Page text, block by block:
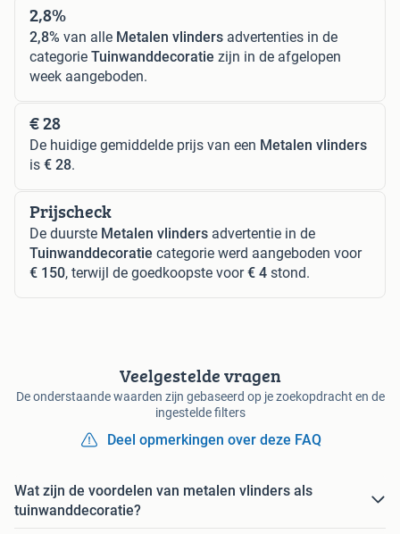
2,8%
2,8% van alle Metalen vlinders advertenties in de
categorie Tuinwanddecoratie zijn in de afgelopen
week aangeboden.
€ 28
De huidige gemiddelde prijs van een Metalen vlinders
is € 28.
Prijscheck
De duurste Metalen vlinders advertentie in de
Tuinwanddecoratie categorie werd aangeboden voor
€ 150, terwijl de goedkoopste voor€ 4 stond.
Veelgestelde vragen
De onderstaande waarden zijn gebaseerd op je zoekopdracht en de
ingestelde filters
Deel opmerkingen over deze FAQ
Wat zijn de voordelen van metalen vlinders als
tuinwanddecoratie?